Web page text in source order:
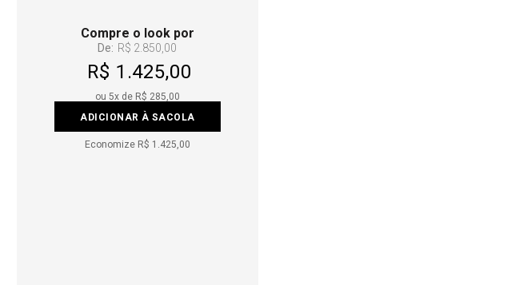
Compre o look por
De: R$ 2.850,00
R$ 1.425,00
ou 5x de R$ 285,00
ADICIONAR À SACOLA
Economize R$ 1.425,00